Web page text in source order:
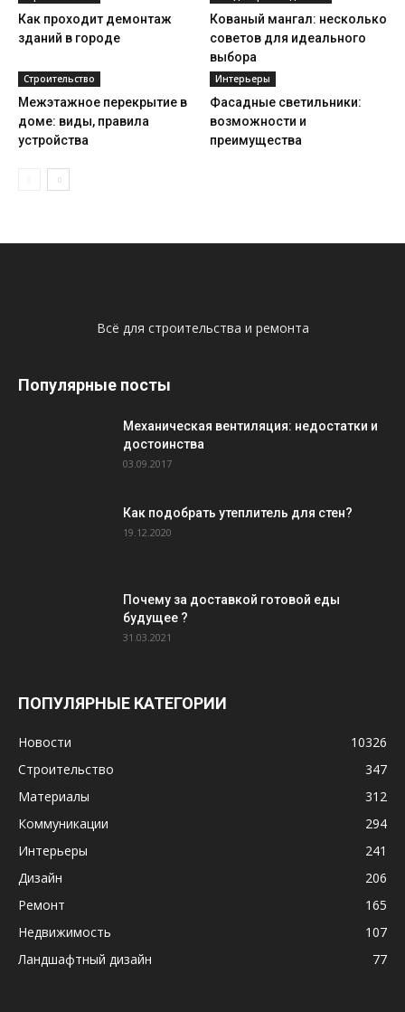
Как проходит демонтаж
зданий в городе
Кованый мангал: несколько
советов для идеального
выбора
Строительство
Межэтажное перекрытие в
доме: виды, правила
устройства
Интерьеры
Фасадные светильники:
возможности и
преимущества
Всё для строительства и ремонта
Популярные посты
Механическая вентиляция: недостатки и
достоинства
03.09.2017
Как подобрать утеплитель для стен?
19.12.2020
Почему за доставкой готовой еды
будущее ?
31.03.2021
ПОПУЛЯРНЫЕ КАТЕГОРИИ
Новости
10326
Строительство
347
Материалы
312
Коммуникации
294
Интерьеры
241
Дизайн
206
Ремонт
165
Недвижимость
107
Ландшафтный дизайн
77